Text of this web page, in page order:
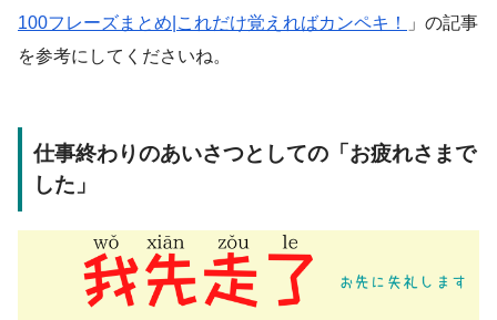
100フレーズまとめ|これだけ覚えればカンペキ！
」の記事
を参考にしてくださいね。
仕事終わりのあいさつとしての「お疲れさまで
した」